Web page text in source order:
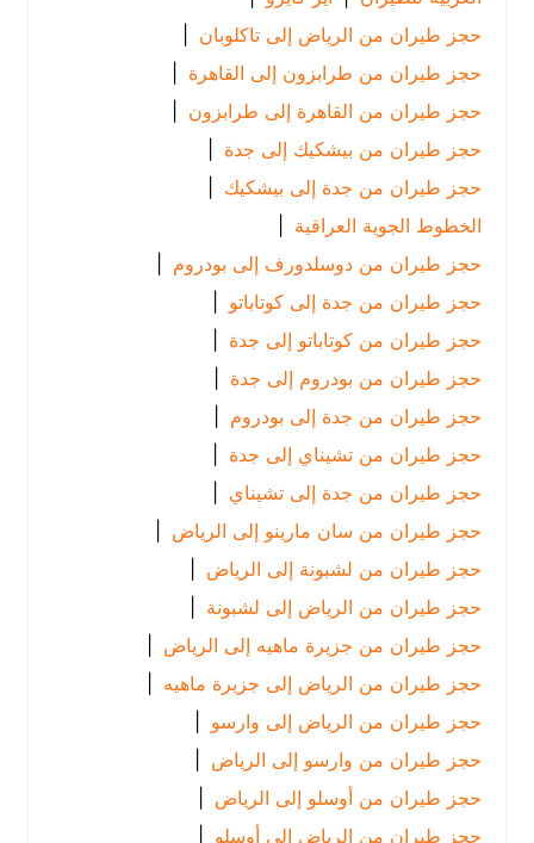
حجز طيران من الرياض إلى تاكلوبان |
حجز طيران من طرابزون إلى القاهرة |
حجز طيران من القاهرة إلى طرابزون |
حجز طيران من بيشكيك إلى جدة
حجز طيران من جدة إلى بيشكيك |
الخطوط الجوية العراقية
حجز طيران من دوسلدورف إلى بودروم |
حجز طيران من جدة إلى كوتاباتو |
حجز طيران من كوتاباتو إلى جدة
حجز طيران من بودروم إلى جدة
حجز طيران من جدة إلى بودروم |
حجز طيران من تشيناي إلى جدة
حجز طيران من جدة إلى تشيناي |
حجز طيران من سان مارينو إلى الرياض
|
حجز طيران من لشبونة إلى الرياض
|
حجز طيران من الرياض إلى لشبونة |
حجز طيران من جزيرة ماهيه إلى الرياض
|
حجز طيران من الرياض إلى جزيرة ماهيه |
حجز طيران من الرياض إلى وارسو
|
حجز طيران من وارسو إلى الرياض
|
حجز طيران من أوسلو إلى الرياض
|
حجز طيران من الرياض إلى أوسلو
|